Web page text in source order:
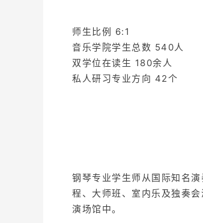
师生比例 6:1
音乐学院学生总数 540人
双学位在读生 180余人
私人研习专业方向 42个
钢琴专业学生师从国际知名
程、大师班、室内乐及独奏
演场馆中。